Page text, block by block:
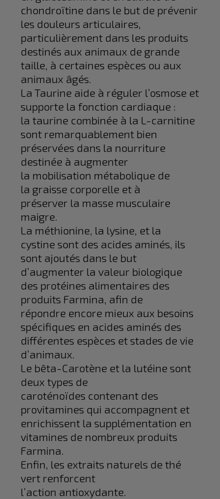
chondroïtine dans le but de prévenir
les douleurs articulaires,
particulièrement dans les produits
destinés aux animaux de grande
taille, à certaines espèces ou aux
animaux âgés.
La Taurine aide à réguler l’osmose et
supporte la fonction cardiaque :
la taurine combinée à la L-carnitine
sont remarquablement bien
préservées dans la nourriture
destinée à augmenter
la mobilisation métabolique de
la graisse corporelle et à
préserver la masse musculaire
maigre.
La méthionine, la lysine, et la
cystine sont des acides aminés, ils
sont ajoutés dans le but
d’augmenter la valeur biologique
des protéines alimentaires des
produits Farmina, afin de
répondre encore mieux aux besoins
spécifiques en acides aminés des
différentes espèces et stades de vie
d’animaux.
Le bêta-Carotène et la lutéine sont
deux types de
caroténoïdes contenant des
provitamines qui accompagnent et
enrichissent la supplémentation en
vitamines de nombreux produits
Farmina.
Enfin, les extraits naturels de thé
vert renforcent
l’action antioxydante.